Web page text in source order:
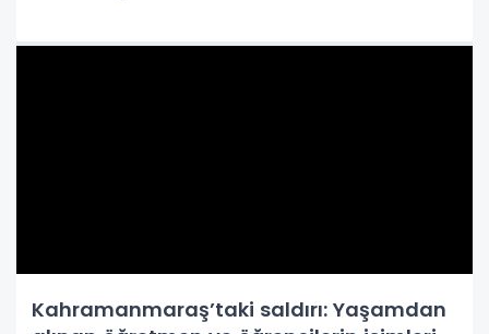
Kahramanmaraş’taki saldırı: Yaşamdan